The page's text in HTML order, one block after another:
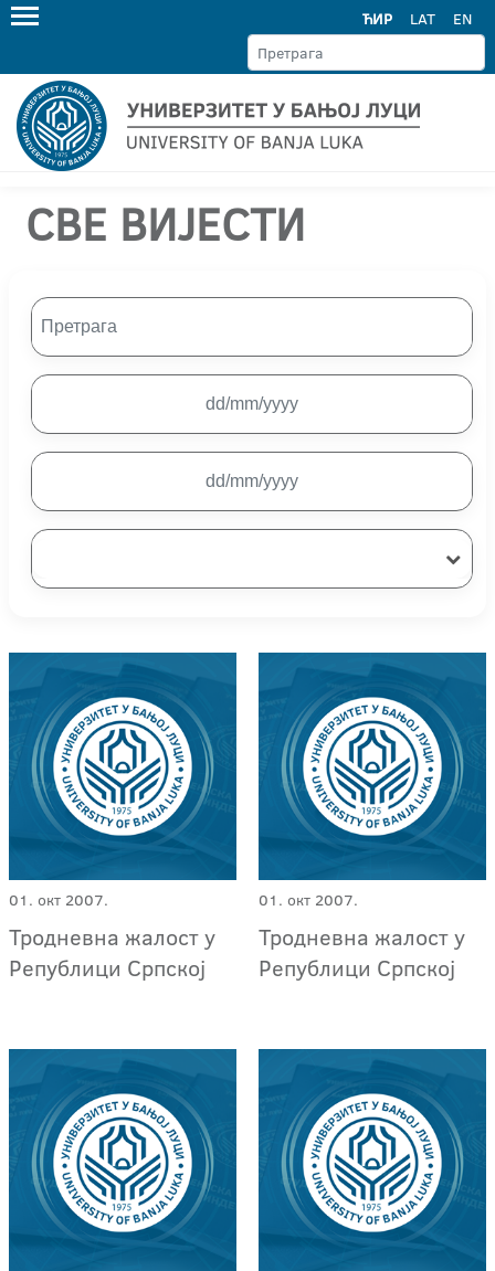
ЋИР LAT EN
СВЕ ВИЈЕСТИ
01. окт 2007.
Тродневна жалост у
Републици Српској
01. окт 2007.
Тродневна жалост у
Републици Српској